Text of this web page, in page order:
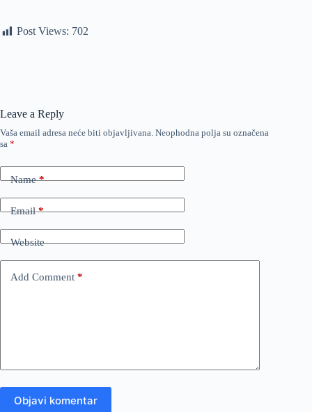
Post Views: 702
Leave a Reply
Vaša email adresa neće biti objavljivana. Neophodna polja su označena
sa *
Name*
Email*
Website
Add Comment *
Objavi komentar